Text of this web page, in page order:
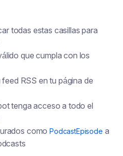
todas estas casillas para
que cumpla con los
RSS en tu página de
tenga acceso a todo el
comoPodcastEpisode a